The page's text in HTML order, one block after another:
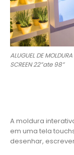
ALUGUEL DE
SCREEN 22”ate 98”
A moldura
em uma tela
desenhar,